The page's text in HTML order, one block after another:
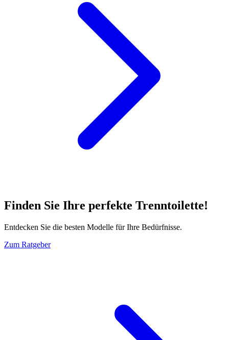
Finden Sie Ihre perfekte Trenntoilette!
Entdecken Sie die besten Modelle für Ihre Bedürfnisse.
Zum Ratgeber